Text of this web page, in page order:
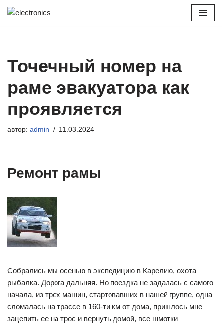
Точечный номер на
раме эвакуатора как
проявляется
автор: admin 11.03.2024
Ремонт рамы
Собрались мы осенью в экспедицию в Карелию, охота
рыбалка. Дорога дальняя. Но поездка не задалась с самого
начала, из трех машин, стартовавших в нашей группе, одна
сломалась на трассе в 160-ти км от дома, пришлось мне
зацепить ее на трос и вернуть домой, все шмотки